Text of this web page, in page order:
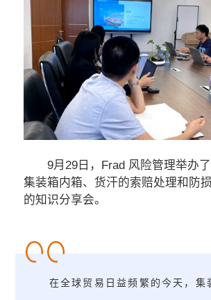
9月29日，Frad 风险管理举办
集装箱内箱、货汗的索赔处理和防
的知识分享会。
在全球贸易日益频繁的今天，集